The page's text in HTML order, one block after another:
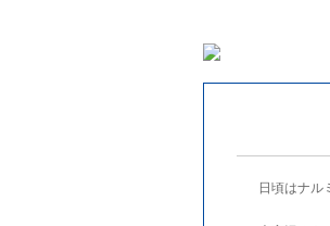
日頃はナル